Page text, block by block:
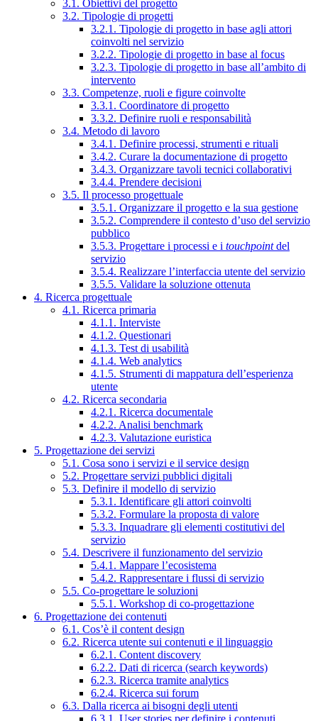
3.1. Obiettivi del progetto
3.2. Tipologie di progetti
3.2.1. Tipologie di progetto in base agli attori
coinvolti nel servizio
3.2.2. Tipologie di progetto in base al focus
3.2.3. Tipologie di progetto in base all’ambito di
intervento
3.3. Competenze, ruoli e figure coinvolte
3.3.1. Coordinatore di progetto
3.3.2. Definire ruoli e responsabilità
3.4. Metodo di lavoro
3.4.1. Definire processi, strumenti e rituali
3.4.2. Curare la documentazione di progetto
3.4.3. Organizzare tavoli tecnici collaborativi
3.4.4. Prendere decisioni
3.5. Il processo progettuale
3.5.1. Organizzare il progetto e la sua gestione
3.5.2. Comprendere il contesto d’uso del servizio
pubblico
3.5.3. Progettare i processi e i touchpointdel
servizio
3.5.4. Realizzare l’interfaccia utente del servizio
3.5.5. Validare la soluzione ottenuta
4. Ricerca progettuale
4.1. Ricerca primaria
4.1.1. Interviste
4.1.2. Questionari
4.1.3. Test di usabilità
4.1.4. Web analytics
4.1.5. Strumenti di mappatura dell’esperienza
utente
4.2. Ricerca secondaria
4.2.1. Ricerca documentale
4.2.2. Analisi benchmark
4.2.3. Valutazione euristica
5. Progettazione dei servizi
5.1. Cosa sono i servizi e il service design
5.2. Progettare servizi pubblici digitali
5.3. Definire il modello di servizio
5.3.1. Identificare gli attori coinvolti
5.3.2. Formulare la proposta di valore
5.3.3. Inquadrare gli elementi costitutivi del
servizio
5.4. Descrivere il funzionamento del servizio
5.4.1. Mappare l’ecosistema
5.4.2. Rappresentare i flussi di servizio
5.5. Co-progettare le soluzioni
5.5.1. Workshop di co-progettazione
6. Progettazione dei contenuti
6.1. Cos’è il content design
6.2. Ricerca utente sui contenuti e il linguaggio
6.2.1. Content discovery
6.2.2. Dati di ricerca (search keywords)
6.2.3. Ricerca tramite analytics
6.2.4. Ricerca sui forum
6.3. Dalla ricerca ai bisogni degli utenti
6.3.1. User stories per definire i contenuti